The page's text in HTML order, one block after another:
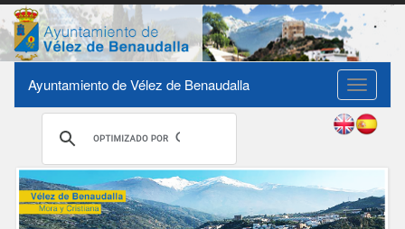
Toggle
Ayuntamiento de Vélez de Benaudalla